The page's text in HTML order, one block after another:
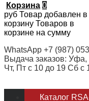
Корзина 0
руб Товар добавлен в
корзину Товаров в
корзине на сумму
WhatsApp +7 (987)
Выдача заказов:
Чт, Пт с 10 до 19 Сб с
Каталог